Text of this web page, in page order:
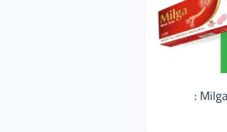
ميلجا ادفانس اقراص Milga Advance :